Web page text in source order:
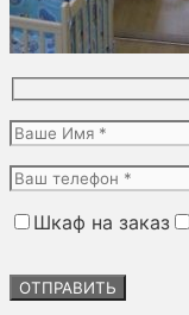
Шкаф на заказ
это